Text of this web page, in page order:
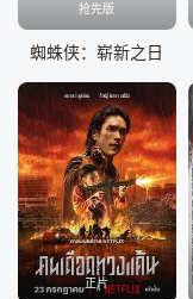
抢先版
蜘蛛侠：崭新之日
正片